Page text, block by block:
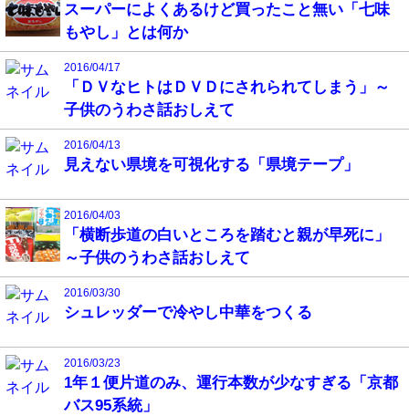
スーパーによくあるけど買ったこと無い「七味
もやし」とは何か
2016/04/17
「ＤＶなヒトはＤＶＤにされられてしまう」～
子供のうわさ話おしえて
2016/04/13
見えない県境を可視化する「県境テープ」
2016/04/03
「横断歩道の白いところを踏むと親が早死に」
～子供のうわさ話おしえて
2016/03/30
シュレッダーで冷やし中華をつくる
2016/03/23
1年１便片道のみ、運行本数が少なすぎる「京都
バス95系統」